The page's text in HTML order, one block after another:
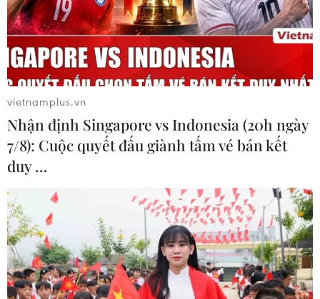
Theo dõi VietnamPlus
vietnamplus.vn
Nhận định Singapore vs Indonesia (20h ngày
7/8): Cuộc quyết đấu giành tấm vé bán kết
duy …